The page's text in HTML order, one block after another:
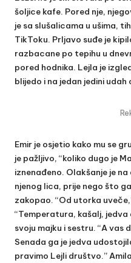
šoljice kafe. Pored nje,
je sa slušalicama u ušima,
TikToku. Prljavo suđe je
razbacane po tepihu u
pored hodnika. Lejla je
blijedo i na jedan jedini udah
Emir je osjetio kako mu se
je pažljivo, “koliko dugo je
iznenađeno. Olakšanje je
njenog lica, prije nego što
zakopao. “Od utorka
“Temperatura, kašalj, jedva
svoju majku i sestru. “A vas
Senada ga je jedva
pravimo Lejli društvo.”